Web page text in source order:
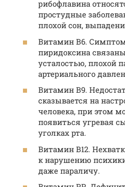
рибофлавина
простудные
плохой сон,
Витамин В6.
пиридоксина
усталостью, плохой
артериального
Витамин В9.
сказывается на
человека, при этом
появиться угревая
уголках рта.
Витамин В12.
к нарушению
даже параличу.